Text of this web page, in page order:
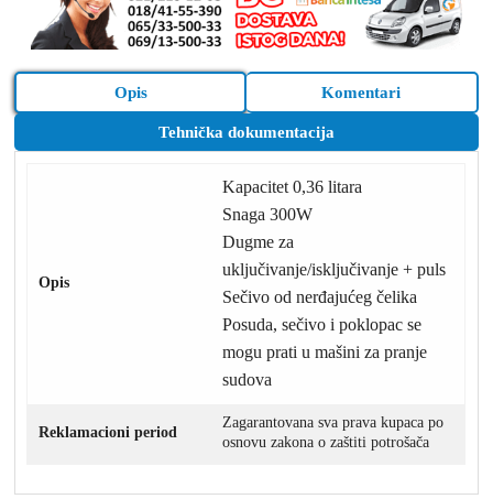
Opis
Tehnička dokumentacija
Komentari
Opis
Kapacitet 0,36 litara
Snaga 300W
Dugme za
uključivanje/isključivanje + puls
Sečivo od nerđajućeg čelika
Posuda, sečivo i poklopac se
mogu prati u mašini za pranje
sudova
Reklamacioni period
Zagarantovana sva prava kupaca po
osnovu zakona o zaštiti potrošača